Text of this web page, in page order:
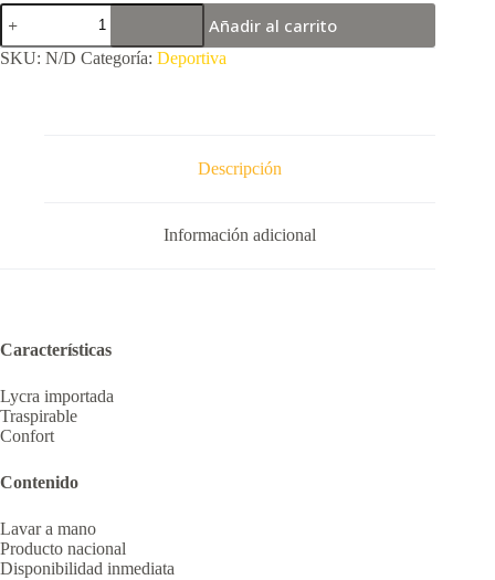
Short
de
Calza
importado
Añadir al carrito
SKU: N/D Categoría: Deportiva
Descripción
Información adicional
Características
Lycra importada
Traspirable
Confort
Contenido
Lavar a mano
Producto nacional
Disponibilidad inmediata